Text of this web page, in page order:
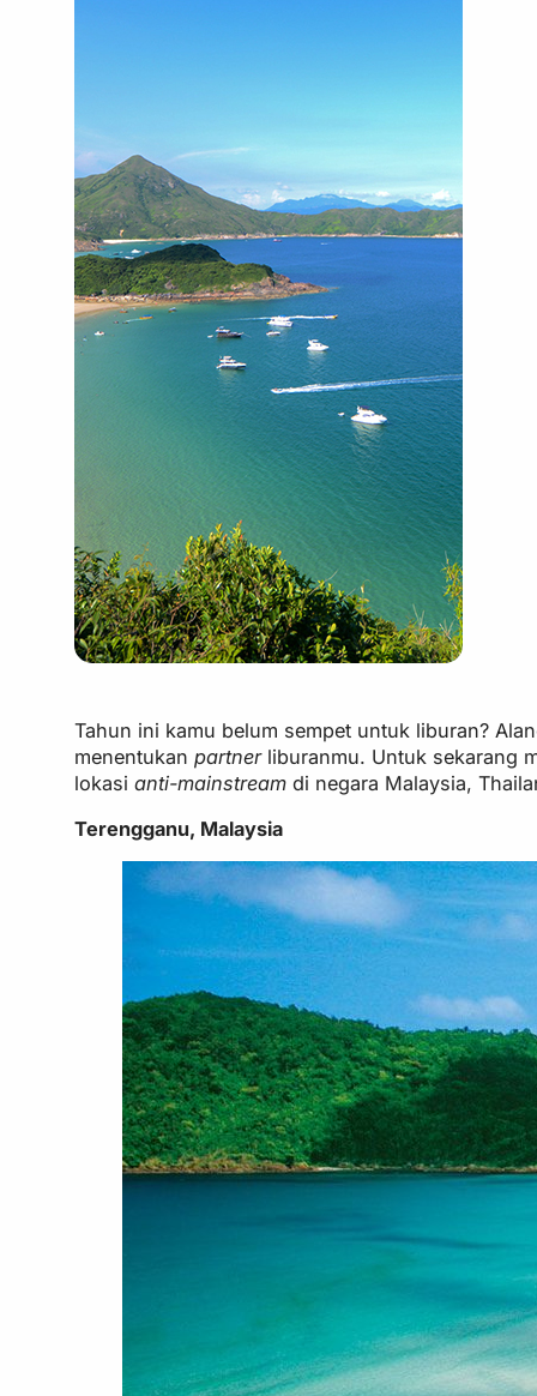
Tahun ini kamu belum sempet untuk liburan?
menentukanpartnerliburanmu. Untuk sekarang
lokasi anti-mainstream di negara Malaysia,
Terengganu, Malaysia